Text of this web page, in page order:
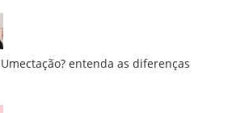
entenda as diferenças